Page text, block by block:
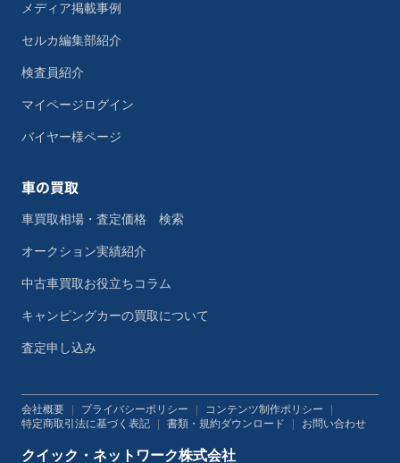
メディア掲載事例
セルカ編集部紹介
検査員紹介
マイページログイン
バイヤー様ページ
車の買取
車買取相場・査定価格 検索
オークション実績紹介
中古車買取お役立ちコラム
キャンピングカーの買取について
査定申し込み
会社概要 プライバシーポリシー コンテンツ制作ポリシー
特定商取引法に基づく表記
書類・規約ダウンロード お問い合わせ
クイック・ネットワーク株式会社